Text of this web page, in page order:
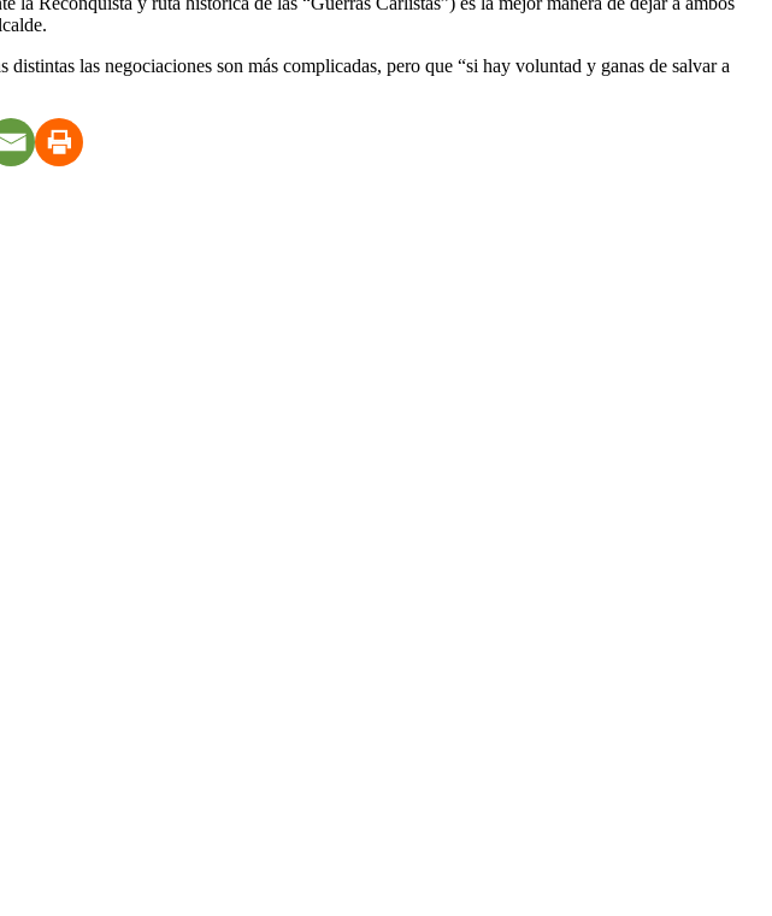
las negociaciones son más complicadas, pero que “si hay voluntad y ganas de salvar a